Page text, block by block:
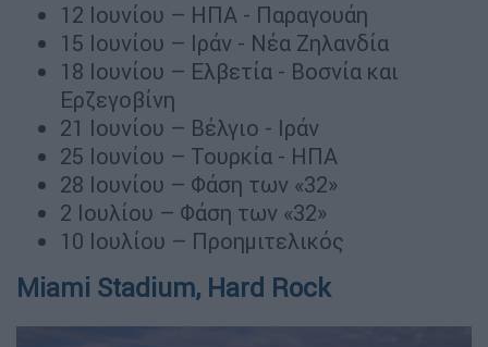
12 Ιουνίου – ΗΠΑ - Παραγουάη
15 Ιουνίου – Ιράν - Νέα Ζηλανδία
18 Ιουνίου – Ελβετία - Βοσνία και
Ερζεγοβίνη
21 Ιουνίου – Βέλγιο - Ιράν
25 Ιουνίου – Τουρκία - ΗΠΑ
28 Ιουνίου – Φάση των «32»
2 Ιουλίου – Φάση των «32»
10 Ιουλίου – Προημιτελικός
Miami Stadium, Hard Rock